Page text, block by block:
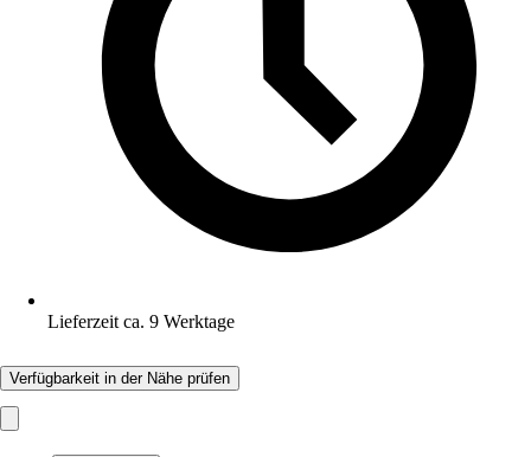
Lieferzeit ca. 9 Werktage
Verfügbarkeit in der Nähe prüfen